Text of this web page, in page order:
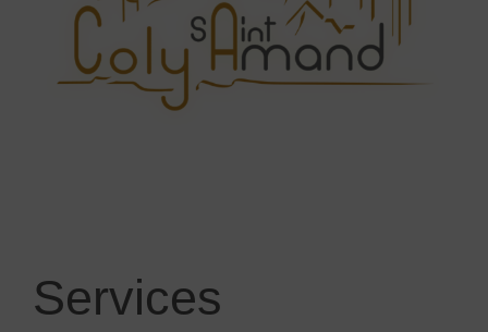
Services